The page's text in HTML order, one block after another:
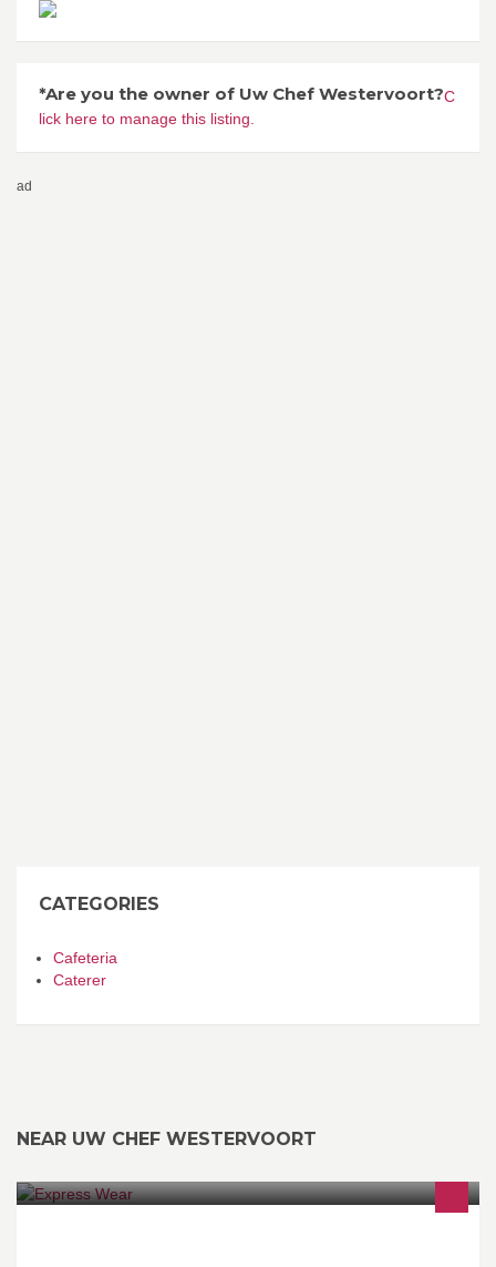
*Are you the owner of Uw Chef Westervoort?C
lick here to manage this listing.
ad
CATEGORIES
Cafeteria
Caterer
NEAR UW CHEF WESTERVOORT